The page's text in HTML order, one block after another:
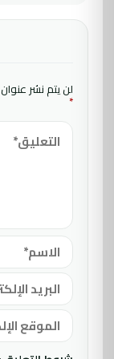
لن يتم نشر
*